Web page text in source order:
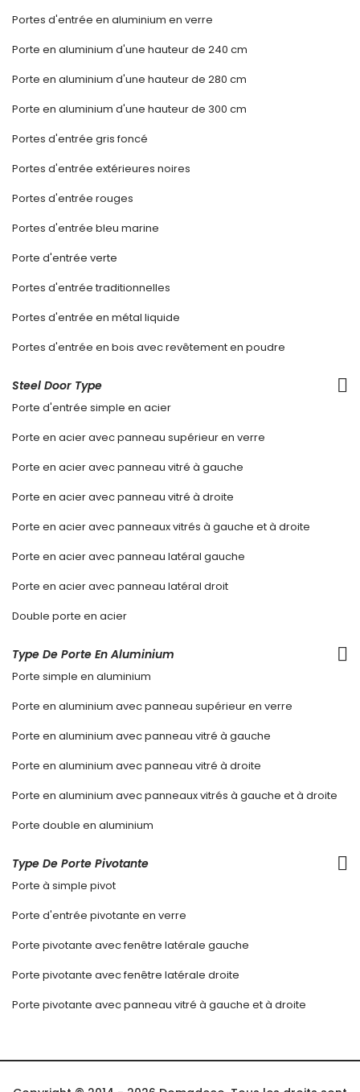
Portes d'entrée en aluminium en verre
Porte en aluminium d'une hauteur de 240 cm
Porte en aluminium d'une hauteur de 280 cm
Porte en aluminium d'une hauteur de 300 cm
Portes d'entrée gris foncé
Portes d'entrée extérieures noires
Portes d'entrée rouges
Portes d'entrée bleu marine
Porte d'entrée verte
Portes d'entrée traditionnelles
Portes d'entrée en métal liquide
Portes d'entrée en bois avec revêtement en poudre
Steel Door Type
Porte d'entrée simple en acier
Porte en acier avec panneau supérieur en verre
Porte en acier avec panneau vitré à gauche
Porte en acier avec panneau vitré à droite
Porte en acier avec panneaux vitrés à gauche et à droite
Porte en acier avec panneau latéral gauche
Porte en acier avec panneau latéral droit
Double porte en acier
Type De Porte En Aluminium
Porte simple en aluminium
Porte en aluminium avec panneau supérieur en verre
Porte en aluminium avec panneau vitré à gauche
Porte en aluminium avec panneau vitré à droite
Porte en aluminium avec panneaux vitrés à gauche et à droite
Porte double en aluminium
Type De Porte Pivotante
Porte à simple pivot
Porte d'entrée pivotante en verre
Porte pivotante avec fenêtre latérale gauche
Porte pivotante avec fenêtre latérale droite
Porte pivotante avec panneau vitré à gauche et à droite